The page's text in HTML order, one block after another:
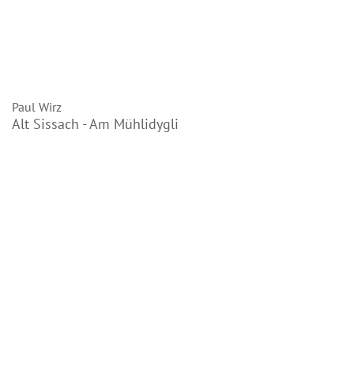
Paul Wirz
Alt Sissach - Am Mühlidygli